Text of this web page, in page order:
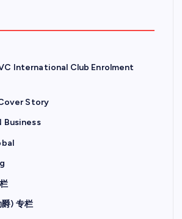
International Club Enrolment
Story
Business
) 专栏